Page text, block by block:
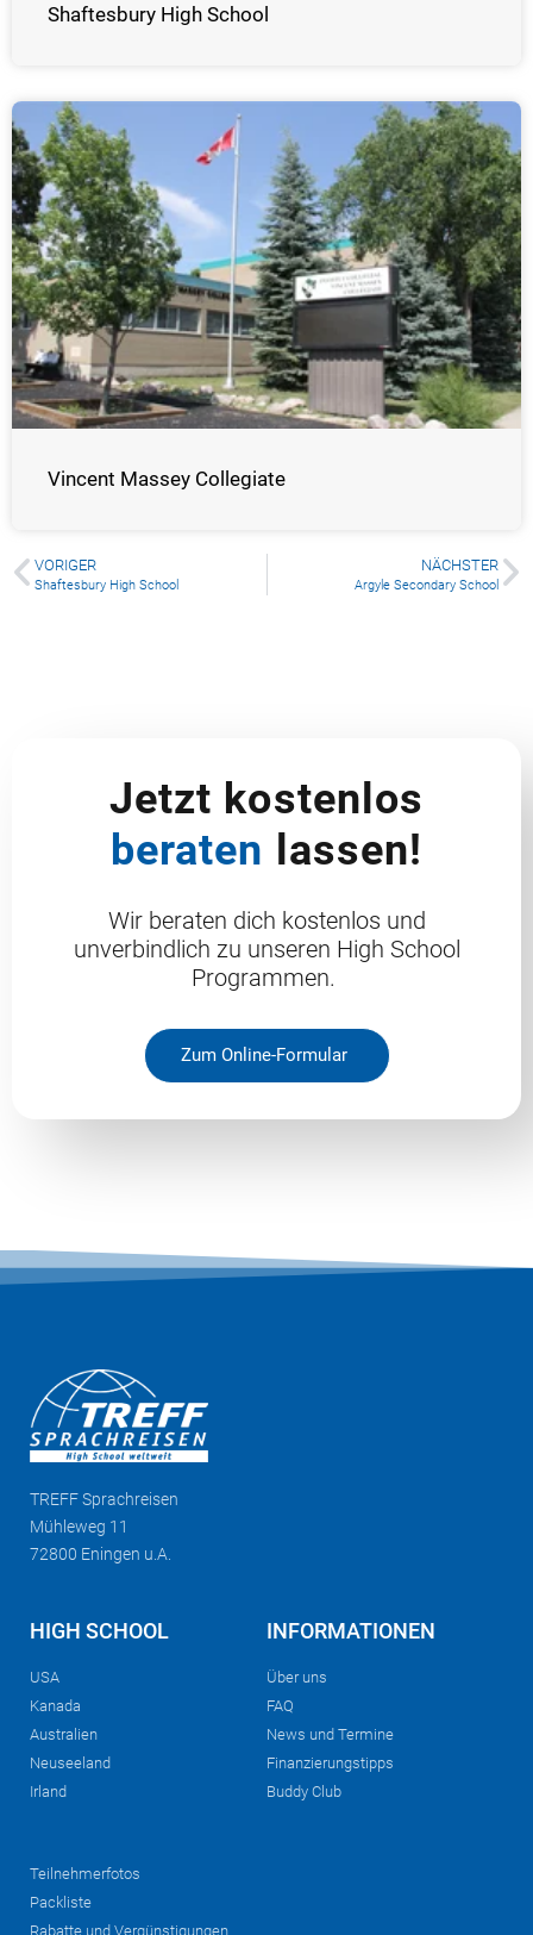
Shaftesbury High School
Vincent Massey Collegiate
VORIGER
Shaftesbury High School
NÄCHSTER
Argyle Secondary School
Jetzt kostenlos
beraten lassen!
Wir beraten dich kostenlos und
unverbindlich zu unseren High School
Programmen.
Zum Online-Formular
TREFFSprachreisen
Mühleweg 11
72800 Eningen u.A.
HIGH SCHOOL
USA
Kanada
Australien
Neuseeland
Irland
INFORMATIONEN
Über uns
FAQ
News und Termine
Finanzierungstipps
Buddy Club
Teilnehmerfotos
Packliste
Rabatte und Vergünstigungen